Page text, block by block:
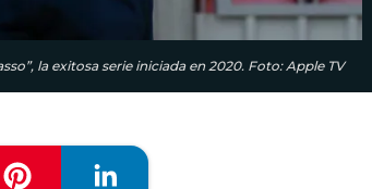
la exitosa serie iniciada en 2020. Foto: Apple TV